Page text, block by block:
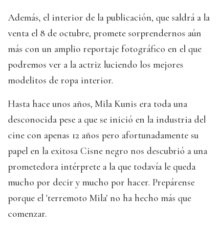
Además, el interior de la publicación, que saldrá a la
venta el 8 de octubre, promete sorprendernos aún
más con un amplio reportaje fotográfico en el que
podremos ver a la actriz luciendo los mejores
modelitos de ropa interior.
Hasta hace unos años, Mila Kunis era toda una
desconocida pese a que se inició en la industria del
cine con apenas 12 años pero afortunadamente su
papel en la exitosa Cisne negro nos descubrió a una
prometedora intérprete a la que todavía le queda
mucho por decir y mucho por hacer. Prepárense
porque el 'terremoto Mila' no ha hecho más que
comenzar.